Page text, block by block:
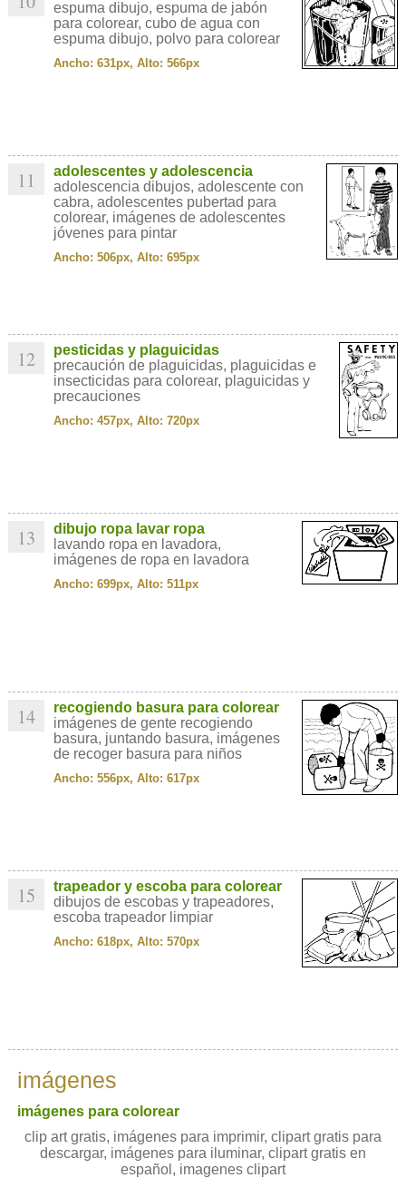
espuma dibujo, espuma de jabón
para colorear, cubo de agua con
espuma dibujo, polvo para colorear
Ancho: 631px, Alto: 566px
11
adolescentes y adolescencia
adolescencia dibujos, adolescente con
cabra, adolescentes pubertad para
colorear, imágenes de adolescentes
jóvenes para pintar
Ancho: 506px, Alto: 695px
12
pesticidas y plaguicidas
precaución de plaguicidas, plaguicidas e
insecticidas para colorear, plaguicidas y
precauciones
Ancho: 457px, Alto: 720px
13
dibujo ropa lavar ropa
lavando ropa en lavadora,
imágenes de ropa en lavadora
Ancho: 699px, Alto: 511px
14
recogiendo basura para colorear
imágenes de gente recogiendo
basura, juntando basura, imágenes
de recoger basura para niños
Ancho: 556px, Alto: 617px
15
trapeador y escoba para colorear
dibujos de escobas y trapeadores,
escoba trapeador limpiar
Ancho: 618px, Alto: 570px
imágenes
imágenes para colorear
clip art gratis, imágenes para imprimir, clipart gratis para
descargar, imágenes para iluminar, clipart gratis en
español, imagenes clipart